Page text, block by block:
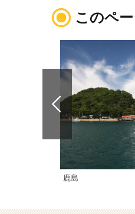
このペ
鹿島